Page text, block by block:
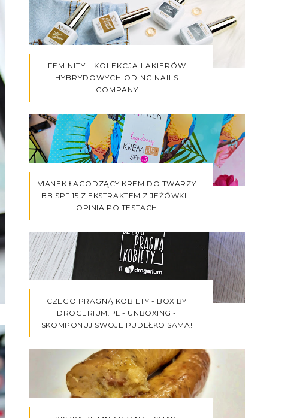
FEMINITY - KOLEKCJA LAKIERÓW
HYBRYDOWYCH OD NC NAILS
COMPANY
VIANEK ŁAGODZĄCY KREM DO TWARZY
BB SPF 15 Z EKSTRAKTEM Z JEŻÓWKI -
OPINIA PO TESTACH
CZEGO PRAGNĄ KOBIETY - BOX BY
DROGERIUM.PL - UNBOXING -
SKOMPONUJ SWOJE PUDEŁKO SAMA!